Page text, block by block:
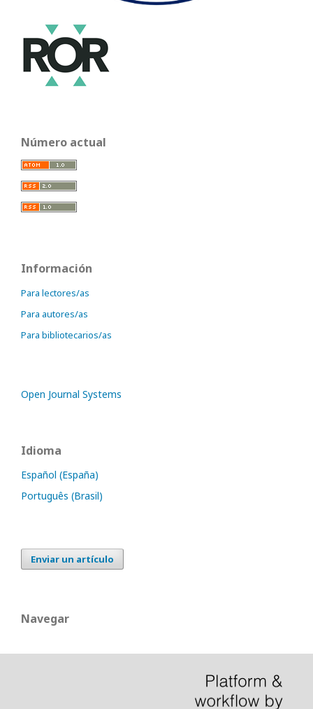
Número actual
Información
Para lectores/as
Para autores/as
Para bibliotecarios/as
Open Journal Systems
Idioma
Español (España)
Português (Brasil)
Enviar un artículo
Navegar